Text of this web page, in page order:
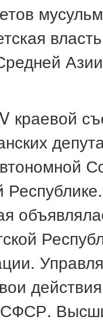
краевой